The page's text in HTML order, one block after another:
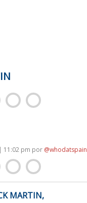
11:02 pm por @whodatspain
MARTIN,